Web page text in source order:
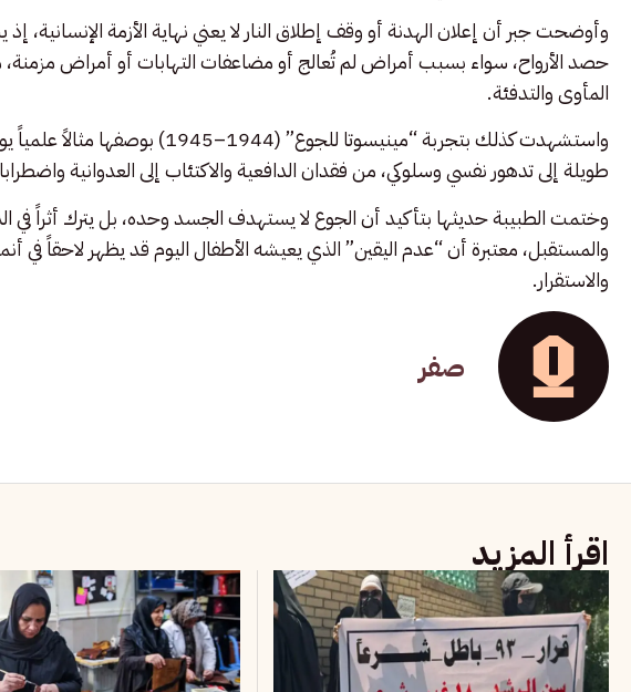
وأوضحت جبر أن إعلان الهدنة أو وقف إطلاق النار لا يعني نهاية الأزمة الإنسانية،
حصد الأرواح، سواء بسبب أمراض لم تُعالج أو مضاعفات التهابات أو أمراض
المأوى والتدفئة.
واستشهدت كذلك بتجربة “مينيسوتا
طويلة إلى تدهور نفسي وسلوكي، من فقدان الدافعية والاكتئاب إلى العدوانية
وختمت الطبيبة حديثها بتأكيد أن الجوع لا يستهدف الجسد وحده، بل يترك أثراً في
والمستقبل، معتبرة أن “عدم اليقين” الذي يعيشه الأطفال اليوم قد يظهر لاحقاً في
والاستقرار.
صفر
اقرأ المزيد